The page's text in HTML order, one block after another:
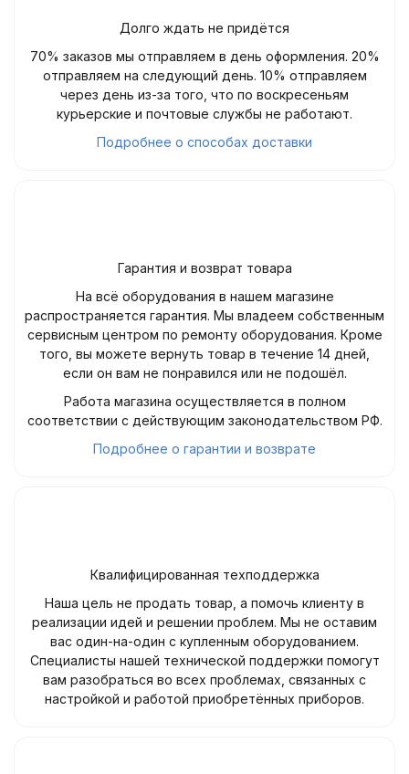
Долго ждать не придётся
70% заказов мы отправляем в день оформления. 20%
отправляем на следующий день. 10% отправляем
через день из-за того, что по воскресеньям
курьерские и почтовые службы не работают.
Подробнее о способах доставки
Гарантия и возврат товара
На всё оборудования в нашем магазине
распространяется гарантия. Мы владеем собственным
сервисным центром по ремонту оборудования. Кроме
того, вы можете вернуть товар в течение 14 дней,
если он вам не понравился или не подошёл.
Работа магазина осуществляется в полном
соответствии с действующим законодательством РФ.
Подробнее о гарантии и возврате
Квалифицированная техподдержка
Наша цель не продать товар, а помочь клиенту в
реализации идей и решении проблем. Мы не оставим
вас один-на-один с купленным оборудованием.
Специалисты нашей технической поддержки помогут
вам разобраться во всех проблемах, связанных с
настройкой и работой приобретённых приборов.